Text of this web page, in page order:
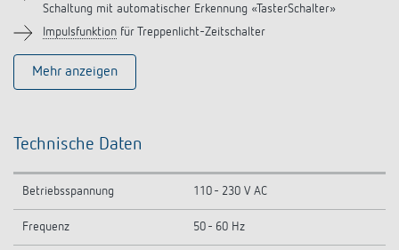
Schaltung mit automatischer Erkennung «TasterSchalter»
Impulsfunktion für Treppenlicht-Zeitschalter
Mehr anzeigen
Technische Daten
Betriebsspannung 110 - 230 V AC
Frequenz 50 - 60 Hz